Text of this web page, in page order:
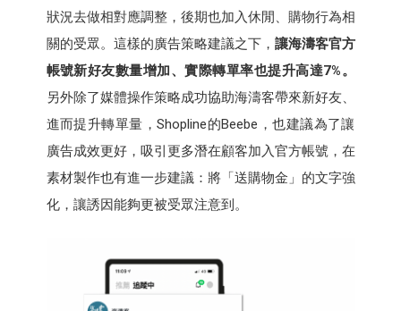
狀況去做相對應調整，後期也加入休閒、購物行為相
關的受眾。這樣的廣告策略建議之下， 讓海濤客官方
帳號新好友數量增加、實際轉單率也提升高達7%。
另外除了媒體操作策略成功協助海濤客帶來新好友、
進而提升轉單量，Shopline的Beebe，也建議為了讓
廣告成效更好，吸引更多潛在顧客加入官方帳號，在
素材製作也有進一步建議：將「送購物金」的文字強
化，讓誘因能夠更被受眾注意到。